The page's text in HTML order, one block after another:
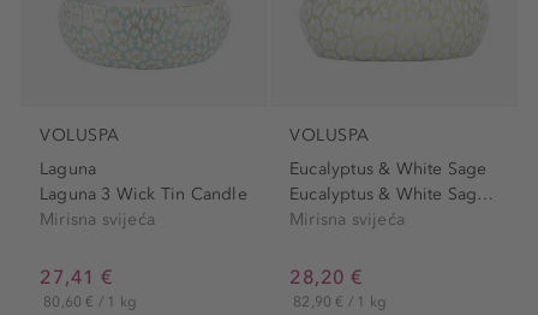
VOLUSPA
Laguna
Laguna 3 Wick Tin Candle
Mirisna svijeća
27,41 €
80,60 € / 1 kg
VOLUSPA
Eucalyptus & White Sage
Eucalyptus & White Sage 3...
Mirisna svijeća
28,20 €
82,90 € / 1 kg